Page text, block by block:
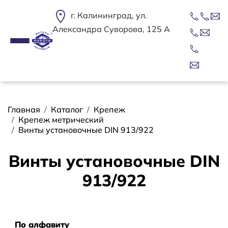
г. Калининград, ул.
Александра Суворова, 125 А
Строка навигации
Главная Каталог
Крепеж
Крепеж метрический
Винты установочные DIN 913/922
Винты установочные DIN
913/922
По алфавиту
По алфавиту